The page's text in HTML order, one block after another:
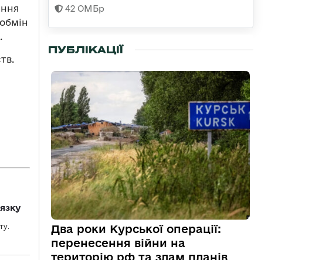
42 ОМБр
ПУБЛІКАЦІЇ
Два роки Курської операції:
перенесення війни на
територію рф та злам планів